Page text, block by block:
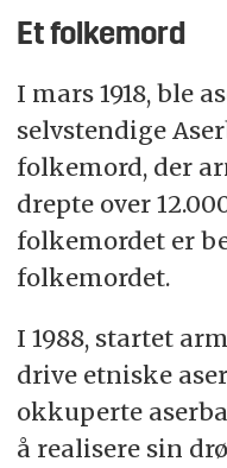
Et folkemord
I mars 1918, ble
selvstendige
folkemord, der
drepte over
folkemordet er
folkemordet.
I 1988, startet
drive etniske
okkuperte
å realisere sin